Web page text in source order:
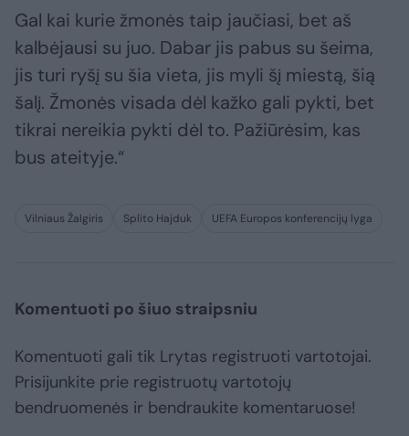
Gal kai kurie žmonės taip jaučiasi, bet aš
kalbėjausi su juo. Dabar jis pabus su šeima,
jis turi ryšį su šia vieta, jis myli šį miestą, šią
šalį. Žmonės visada dėl kažko gali pykti, bet
tikrai nereikia pykti dėl to. Pažiūrėsim, kas
bus ateityje.“
Vilniaus Žalgiris Splito Hajduk UEFA Europos konferencijų lyga
Komentuoti po šiuo straipsniu
Komentuoti gali tik Lrytas registruoti vartotojai.
Prisijunkite prie registruotų vartotojų
bendruomenės ir bendraukite komentaruose!